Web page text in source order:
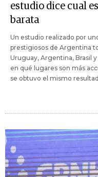
estudio dice cual
barata
Un estudio realizado por
prestigiosos de Argentina
Uruguay, Argentina, Brasil
en qué lugares son más
se obtuvo el mismo